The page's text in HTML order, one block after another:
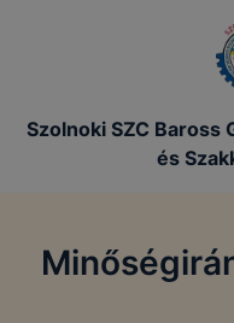
Szolnoki SZC Baross
és